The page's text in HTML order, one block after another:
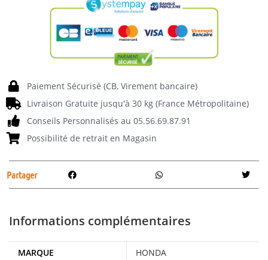
Paiement Sécurisé (CB, Virement bancaire)
Livraison Gratuite jusqu'à 30 kg (France Métropolitaine)
Conseils Personnalisés au 05.56.69.87.91
Possibilité de retrait en Magasin
Partager
Informations complémentaires
MARQUE HONDA